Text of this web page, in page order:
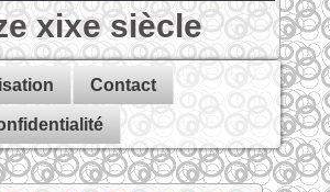
xixe siècle
Contact